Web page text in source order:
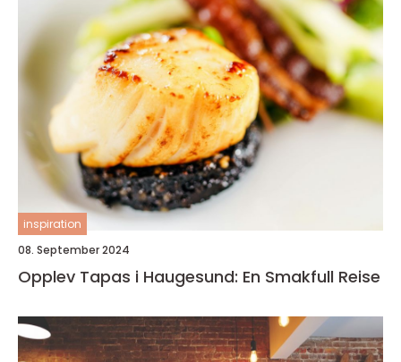
inspiration
08. September 2024
Opplev Tapas i Haugesund: En Smakfull Reise